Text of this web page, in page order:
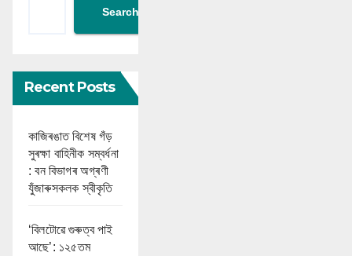
Search
Recent Posts
কাজিৰঙাত বিশেষ গঁড়
সুৰক্ষা বাহিনীক সম্বৰ্ধনা
: বন বিভাগৰ অগ্ৰণী
যুঁজাৰুসকলক স্বীকৃতি
‘বিলটোৱে গুৰুত্ব পাই
আছে’: ১২৫তম